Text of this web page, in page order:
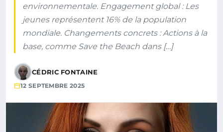
environnementale. Engagement global : Les
jeunes représentent 16% de la population
mondiale. Changements concrets : Actions à la
base, comme Save the Beach dans […]
CÉDRIC FONTAINE
12 SEPTEMBRE 2025